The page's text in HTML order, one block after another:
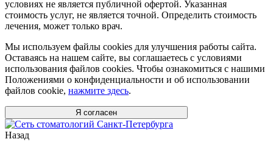
условиях не является публичной офертой. Указанная
стоимость услуг, не является точной. Определить стоимость
лечения, может только врач.
Мы используем файлы cookies для улучшения работы сайта.
Оставаясь на нашем сайте, вы соглашаетесь с условиями
использования файлов cookies. Чтобы ознакомиться с нашими
Положениями о конфиденциальности и об использовании
файлов cookie, нажмите здесь.
Я согласен
Назад